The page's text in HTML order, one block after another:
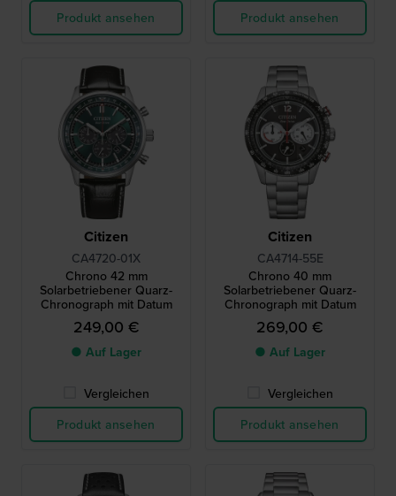
Produkt ansehen
Produkt ansehen
Citizen
CA4720-01X
Chrono 42 mm
Solarbetriebener Quarz-
Chronograph mit Datum
249,00 €
● Auf Lager
Vergleichen
Produkt ansehen
Citizen
CA4714-55E
Chrono 40 mm
Solarbetriebener Quarz-
Chronograph mit Datum
269,00 €
● Auf Lager
Vergleichen
Produkt ansehen